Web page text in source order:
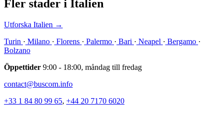
Fler stader i Italien
Utforska Italien →
Turin · Milano · Florens · Palermo · Bari · Neapel · Bergamo ·
Bolzano
Öppettider 9:00 - 18:00, måndag till fredag
contact@buscom.info
+33 1 84 80 99 65, +44 20 7170 6020